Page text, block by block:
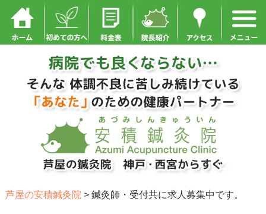
芦屋の安積鍼灸院 > 鍼灸師・受付共に求人募集中です。